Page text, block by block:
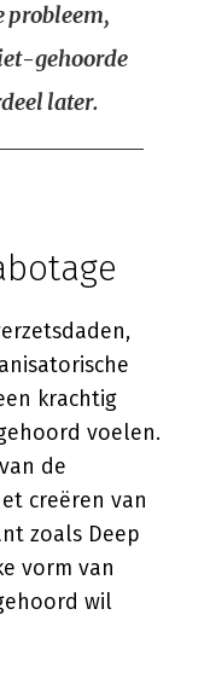
probleem,
gehoorde
later.
krachtig
voelen.
de
creëren van
zoals Deep
vorm van
wil